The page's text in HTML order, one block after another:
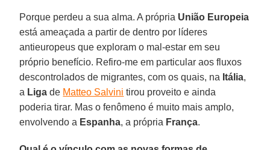
Porque perdeu a sua alma. A própria União Europeia
está ameaçada a partir de dentro por líderes
antieuropeus que exploram o mal-estar em seu
próprio benefício. Refiro-me em particular aos fluxos
descontrolados de migrantes, com os quais, na Itália,
a Liga de Matteo Salvini tirou proveito e ainda
poderia tirar. Mas o fenômeno é muito mais amplo,
envolvendo a Espanha, a própria França.